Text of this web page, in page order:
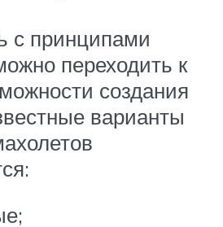
с принципами
переходить к
создания
варианты